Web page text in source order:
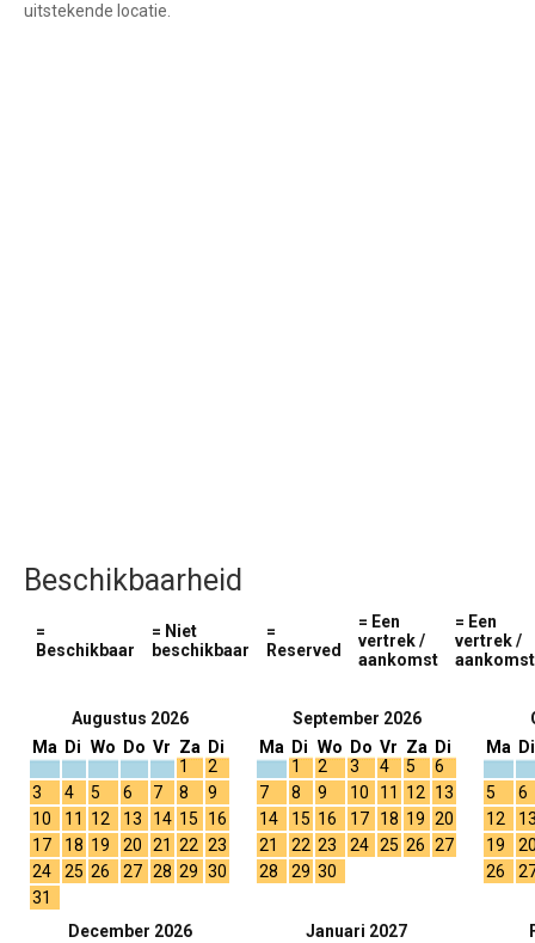
uitstekende locatie.
Beschikbaarheid
=
Beschikbaar
= Niet
beschikbaar
=
Reserved
= Een
vertrek /
aankomst
= Een
vertrek /
aankomst
Augustus 2026
Ma
Di Wo Do Vr Za
1
Di
2
3
4 5 6 7 8
9
10
11 12 13 14 15
16
17
18 19 20 21 22 23
24
25 26 27 28 29 30
31
September 2026
Ma
Di
1
Wo
2
Do
3
Vr
4
Za
5
Di
6
7
8 9 10 11 12
13
14
15 16 17 18 19 20
21
22 23 24 25 26 27
28
29 30
Ma
Di
5
6
12
19
26
December 2026
Januari 2027